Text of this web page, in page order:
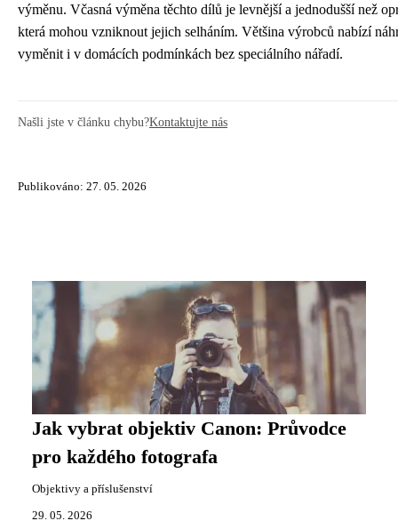
výměnu. Včasná výměna těchto dílů je levnější a jednodušší než
která mohou vzniknout jejich selháním. Většina výrobců nabízí
vyměnit i v domácích podmínkách bez speciálního nářadí.
Našli jste v článku chybu?Kontaktujte nás
Publikováno: 27. 05. 2026
Jak vybrat objektiv Canon: Průvodce
pro každého fotografa
Objektivy a příslušenství
29. 05. 2026